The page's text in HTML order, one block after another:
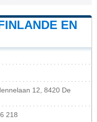
EN
12, 8420 De
218